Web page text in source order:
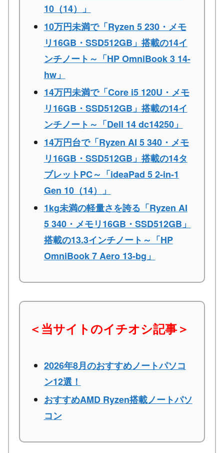
10（14）」
10万円未満で「Ryzen 5 230・メモ
リ16GB・SSD512GB」搭載の14イ
ンチノート～「HP OmniBook 3 14-
hw」
14万円未満で「Core i5 120U・メモ
リ16GB・SSD512GB」搭載の14イ
ンチノート～「Dell 14 dc14250」
14万円台で「Ryzen AI 5 340・メモ
リ16GB・SSD512GB」搭載の14タ
ブレットPC～「ideaPad 5 2-in-1
Gen 10（14）」
1kg未満の軽量さを誇る「Ryzen AI
5 340・メモリ16GB・SSD512GB」
搭載の13.3インチノート～「HP
OmniBook 7 Aero 13-bg」
＜当サイトのイチオシ記事＞
2026年8月のおすすめノートパソコ
ン12選！
おすすめAMD Ryzen搭載ノートパソ
コン